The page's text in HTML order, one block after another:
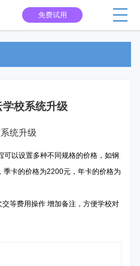
免费试用
校系统升级
统升级
可以设置多种不同规格的价格，如钢
卡的价格为2200元，年卡的价格为
等费用操作 增加备注，方便学校对